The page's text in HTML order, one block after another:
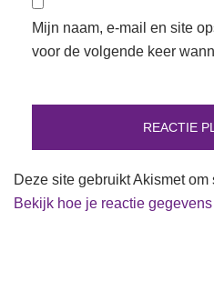
Mijn naam, e-mail en site
voor de volgende keer
Deze site gebruikt Akismet
Bekijk hoe je reactie